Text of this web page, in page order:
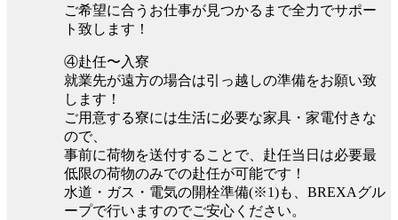
ご希望に合うお仕事が見つかるまで全力でサポー
ト致します！
④赴任〜入寮
就業先が遠方の場合は引っ越しの準備をお願い致
します！
ご用意する寮には生活に必要な家具・家電付きな
ので、
事前に荷物を送付することで、赴任当日は必要最
低限の荷物のみでの赴任が可能です！
水道・ガス・電気の開栓準備(※1)も、BREXAグル
ープで行いますのでご安心ください。